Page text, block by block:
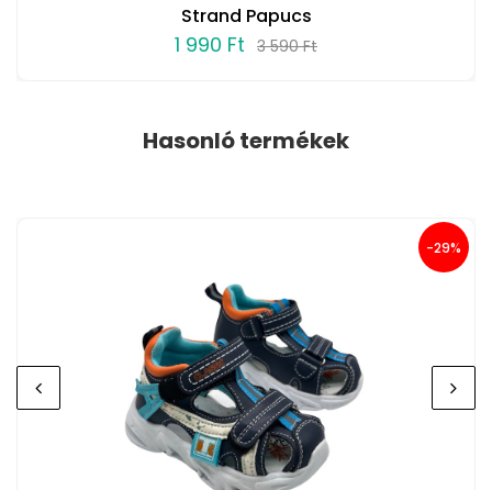
Strand Papucs
1 990 Ft 3 590 Ft
Hasonló termékek
-29%